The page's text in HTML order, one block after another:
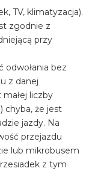
TV, klimatyzacja).
zgodnie z
przy
odwołania bez
z danej
liczby
) chyba, że jest
jazdy. Na
przejazdu
lub mikrobusem
z tym